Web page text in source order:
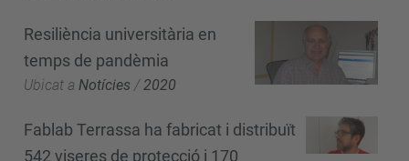
Resiliència universitària en
temps de pandèmia
Ubicat a Notícies /2020
Fablab Terrassa ha fabricat i distribuït
542 viseres de protecció i 170